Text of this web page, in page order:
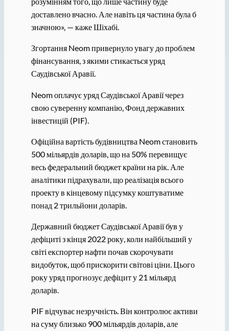
доставлено вчасно. Але навіть ця частина була б
значною», — каже Шіхабі.
Згортання Neom привернуло увагу до проблем
фінансування, з якими стикається уряд
Саудівської Аравії.
Neom оплачує уряд Саудівської Аравії через
свою суверенну компанію, Фонд державних
інвестицій (PIF).
Офіційна вартість будівництва Neom становить
500 мільярдів доларів, що на 50% перевищує
весь федеральний бюджет країни на рік. Але
аналітики підрахували, що реалізація всього
проекту в кінцевому підсумку коштуватиме
понад 2 трильйони доларів.
Державний бюджет Саудівської Аравії був у
дефіциті з кінця 2022 року, коли найбільший у
світі експортер нафти почав скорочувати
видобуток, щоб прискорити світові ціни. Цього
року уряд прогнозує дефіцит у 21 мільярд
доларів.
PIF відчуває незручність. Він контролює активи
на суму близько 900 мільярдів доларів, але